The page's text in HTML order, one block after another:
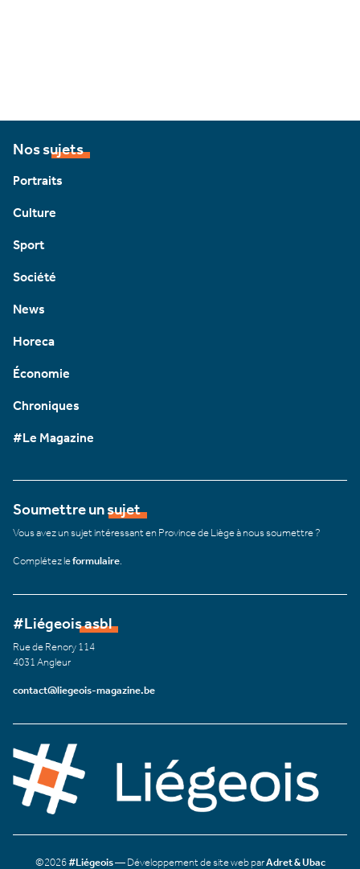
Nos sujets
Portraits
Culture
Sport
Société
News
Horeca
Économie
Chroniques
#Le Magazine
Soumettre un sujet
Vous avez un sujet intéressant en Province de Liège à nous soumettre ?
Complétez leformulaire
#Liégeois asbl
Rue de Renory 114
4031 Angleur
contact@liegeois-magazine.be
©2026#Liégeois— Développement de site web parAdret & Ubac